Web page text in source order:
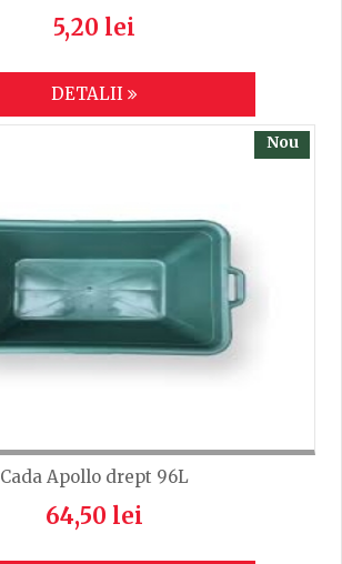
5,20 lei
DETALII
Nou
Cada Apollo drept 96L
64,50 lei